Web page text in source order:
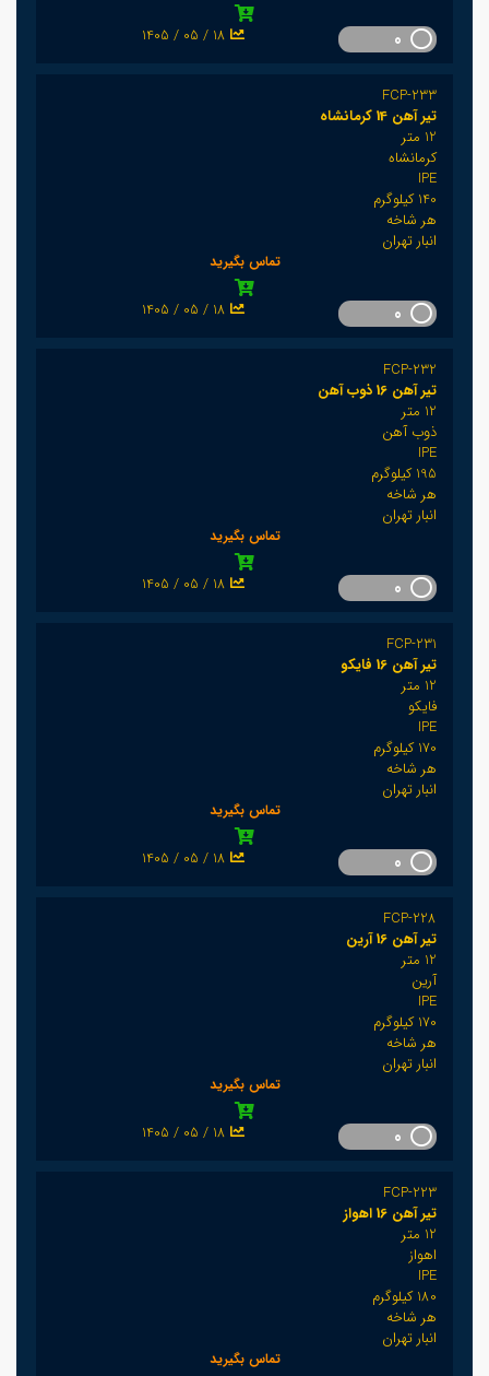
1405 / 05 / 18
FCP-233
تیر آهن 14 کرمانشاه
12 متر
کرمانشاه
IPE
140 کیلوگرم
هر شاخه
انبار تهران
تماس بگیرید
1405 / 05 / 18
FCP-232
تیر آهن 16 ذوب آهن
12 متر
ذوب آهن
IPE
195 کیلوگرم
هر شاخه
انبار تهران
تماس بگیرید
1405 / 05 / 18
FCP-231
تیر آهن 16 فایکو
12 متر
فایکو
IPE
170 کیلوگرم
هر شاخه
انبار تهران
تماس بگیرید
1405 / 05 / 18
FCP-228
تیر آهن 16 آرین
12 متر
آرین
IPE
170 کیلوگرم
هر شاخه
انبار تهران
تماس بگیرید
1405 / 05 / 18
FCP-223
تیر آهن 16 اهواز
12 متر
اهواز
IPE
180 کیلوگرم
هر شاخه
انبار تهران
تماس بگیرید